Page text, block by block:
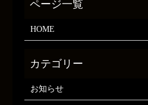
HOME
お知らせ